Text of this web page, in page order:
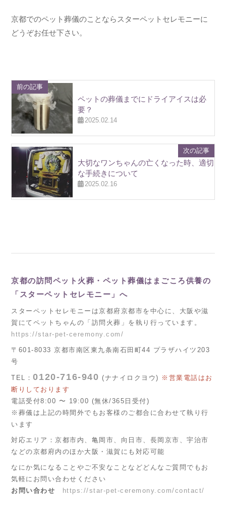
京都でのペット葬儀のことならスターペットセレモニーに
どうぞお任せ下さい。
前の記事
ペットの葬儀までにドライアイスは必
要？
2025.02.14
次の記事
大切なワンちゃんの亡くなった時、適切
な手続きについて
2025.02.16
京都の訪問ペット火葬・ペット葬儀はまごころ供養の
「スターペットセレモニー」へ
スターペットセレモニーは京都府京都市を中心に、大阪や滋
賀にてペットちゃんの「訪問火葬」を執り行っています。
https://star-pet-ceremony.com/
〒601-8033 京都市南区東九条南石田町44 プラザハイツ203
号
TEL：0120-716-940 (ナナイロクヨウ) ※営業電話はお
断りしております
電話受付8:00 〜 19:00 (無休/365日受付)
※葬儀は上記の時間外でもお客様のご都合に合わせて執り行
います
対応エリア：京都市内、亀岡市、向日市、長岡京市、宇治市
などの京都府内のほか大阪・滋賀にも対応可能
なにか気になることやご不安なことなどどんなご質問でもお
気軽にお問い合わせください
お問い合わせ
https://star-pet-ceremony.com/contact/